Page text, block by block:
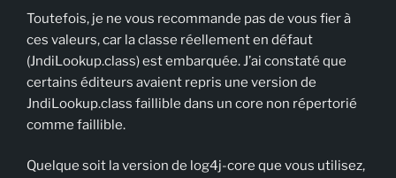
Toutefois, je ne vous recommande pas de vous fier à
ces valeurs, car la classe réellement en défaut
(JndiLookup.class) est embarquée. J’ai constaté que
certains éditeurs avaient repris une version de
JndiLookup.class faillible dans un core non répertorié
comme faillible.
Quelque soit la version de log4j-core que vous utilisez,